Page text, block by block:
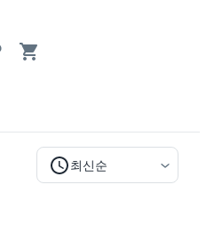
최신순